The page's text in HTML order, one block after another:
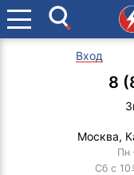
Вход
8
Москва,
Пн
Сб с 10